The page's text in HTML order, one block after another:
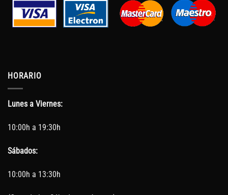
HORARIO
Lunes a Viernes:
10:00h a 19:30h
Sábados:
10:00h a 13:30h